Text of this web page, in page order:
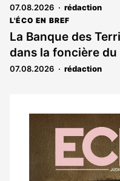
07.08.2026 rédaction
L'ÉCO EN BREF
La Banque des
dans la foncière
07.08.2026 rédaction
Notre
dernier
magazine